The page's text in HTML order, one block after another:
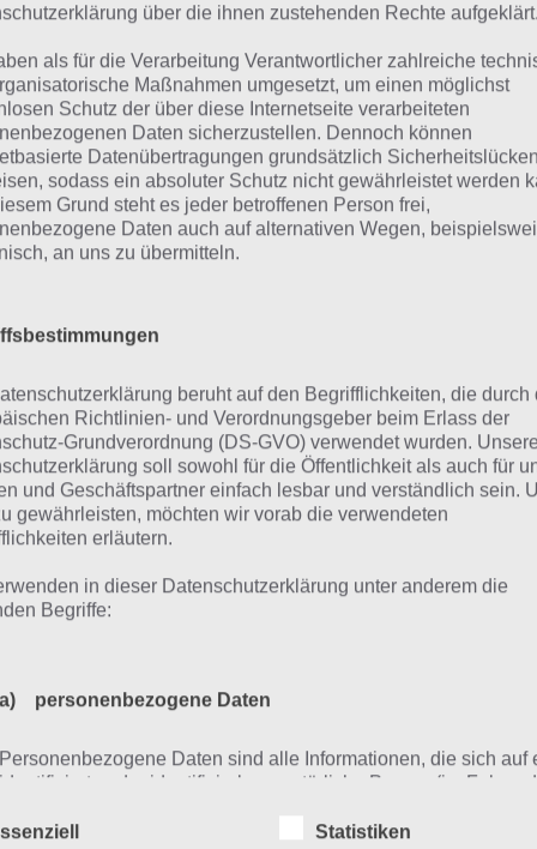
im Video zu Brain Out
die Brain Out Lösung zu Level 65 auch nochmal
beachte: Das Video zeigt stets nur die Lösung, aber
geht es in Brain
Out ist nicht wie jede andere Spiele App, denn hier
über die ihnen zustehenden Rechte aufgeklärt.
als für die Verarbeitung Verantwortlicher zahlreiche
Maßnahmen umgesetzt, um einen möglichst
Schutz der über diese Internetseite verarbeiteten
Daten sicherzustellen. Dennoch können
Datenübertragungen grundsätzlich
sodass ein absoluter Schutz nicht gewährleistet werden
Grund steht es jeder betroffenen Person frei,
Daten auch auf alternativen Wegen,
an uns zu übermitteln.
beruht auf den Begrifflichkeiten, die durch
Richtlinien- und Verordnungsgeber beim Erlass der
Grundverordnung (DS-GVO) verwendet wurden. Unsere
soll sowohl für die Öffentlichkeit als auch für
und Geschäftspartner einfach lesbar und verständlich sein.
gewährleisten, möchten wir vorab die verwendeten
erläutern.
in dieser Datenschutzerklärung unter anderem die
Begriffe:
a) personenbezogene Daten
Personenbezogene Daten sind alle Informationen, die sich auf
identifizierte oder identifizierbare natürliche Person (im
Person angesehen, die direkt oder indirekt, insbesondere mittels
Statistiken